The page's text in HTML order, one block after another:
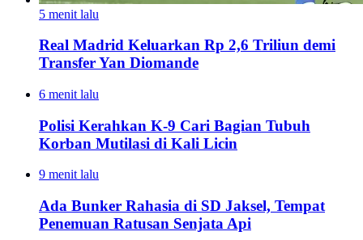
5 menit lalu
Real Madrid Keluarkan Rp 2,6 Triliun demi
Transfer Yan Diomande
6 menit lalu
Polisi Kerahkan K-9 Cari Bagian Tubuh
Korban Mutilasi di Kali Licin
9 menit lalu
Ada Bunker Rahasia di SD Jaksel, Tempat
Penemuan Ratusan Senjata Api